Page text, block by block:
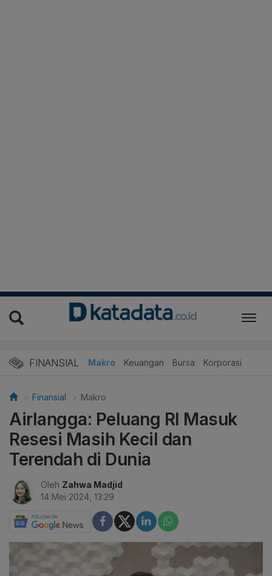
FINANSIAL Makro Keuangan Bursa Korporasi
Finansial Makro
Airlangga: Peluang RI Masuk
Resesi Masih Kecil dan
Terendah di Dunia
Oleh Zahwa Madjid
14 Mei 2024, 13:29